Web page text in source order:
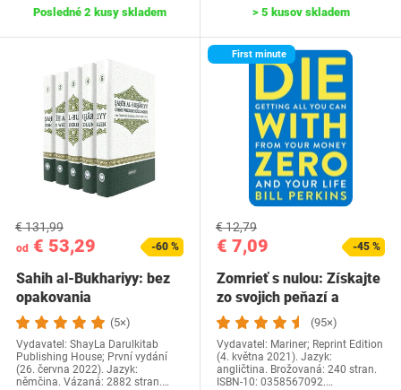
Posledné 2 kusy skladem > 5 kusov skladem
od € 53,29
€ 131,99
-60 %
Sahih al-Bukhariyy: bez
opakovania
(5×)
Vydavatel: ShayLa Darulkitab
Publishing House; První vydání
(26. června 2022). Jazyk:
němčina. Vázaná: 2882 stran.…
First minute
€ 7,09
€ 12,79
-45 %
Zomrieť s nulou: Získajte
zo svojich peňazí a
života…
(95×)
Vydavatel: Mariner; Reprint Edition
(4. května 2021). Jazyk:
angličtina. Brožovaná: 240 stran.
ISBN-10: 0358567092.…